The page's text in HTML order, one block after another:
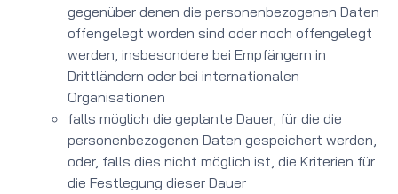
gegenüber denen die personenbezogenen Daten
offengelegt worden sind oder noch offengelegt
werden, insbesondere bei Empfängern in
Drittländern oder bei internationalen
Organisationen
falls möglich die geplante Dauer, für die die
personenbezogenen Daten gespeichert werden,
oder, falls dies nicht möglich ist, die Kriterien für
die Festlegung dieser Dauer